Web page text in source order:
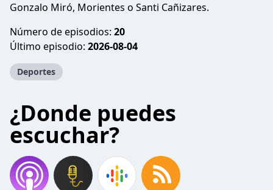
Gonzalo Miró, Morientes o Santi Cañizares.
Número de episodios: 20
Último episodio: 2026-08-04
Deportes
¿Donde puedes
escuchar?